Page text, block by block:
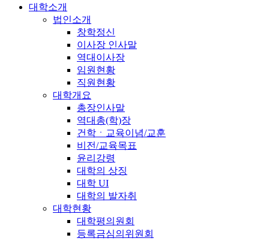
대학소개
법인소개
창학정신
이사장 인사말
역대이사장
임원현황
직원현황
대학개요
총장인사말
역대총(학)장
건학ㆍ교육이념/교훈
비전/교육목표
윤리강령
대학의 상징
대학 UI
대학의 발자취
대학현황
대학평의원회
등록금심의위원회